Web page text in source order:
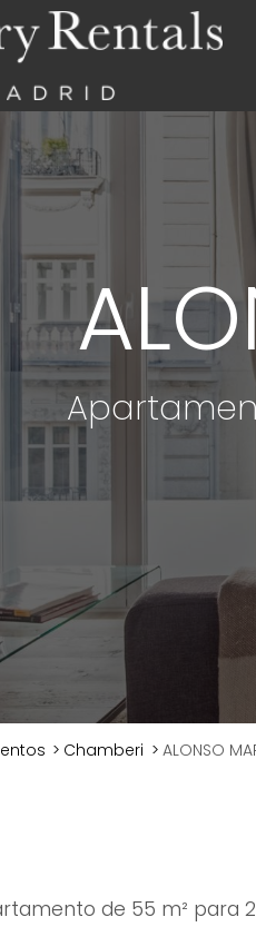
> Chamberi > ALONSO
de 55 m² para